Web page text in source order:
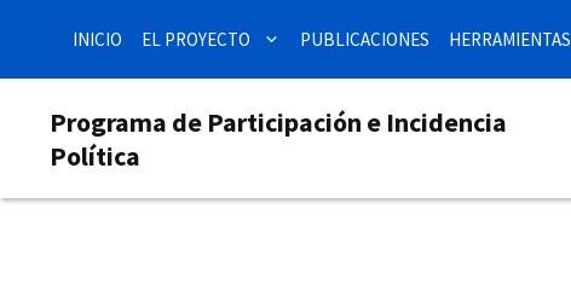
contenido
INICIO EL PROYECTO PUBLICACIONES HERRAMIENTAS
Programa de Participación e Incidencia
Política